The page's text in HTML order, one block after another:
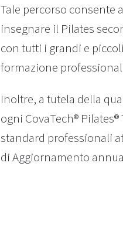
Tale percorso consente
insegnare il Pilates
con tutti i grandi e
formazione
Inoltre, a tutela della
ogni CovaTech®
standard professionali
di Aggiornamento